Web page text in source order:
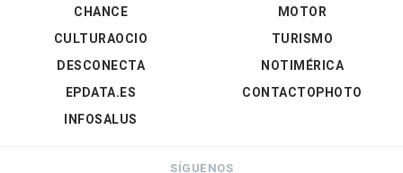
CHANCE
CULTURAOCIO
DESCONECTA
EPDATA.ES
INFOSALUS
MOTOR
TURISMO
NOTIMÉRICA
CONTACTOPHOTO
SÍGUENOS